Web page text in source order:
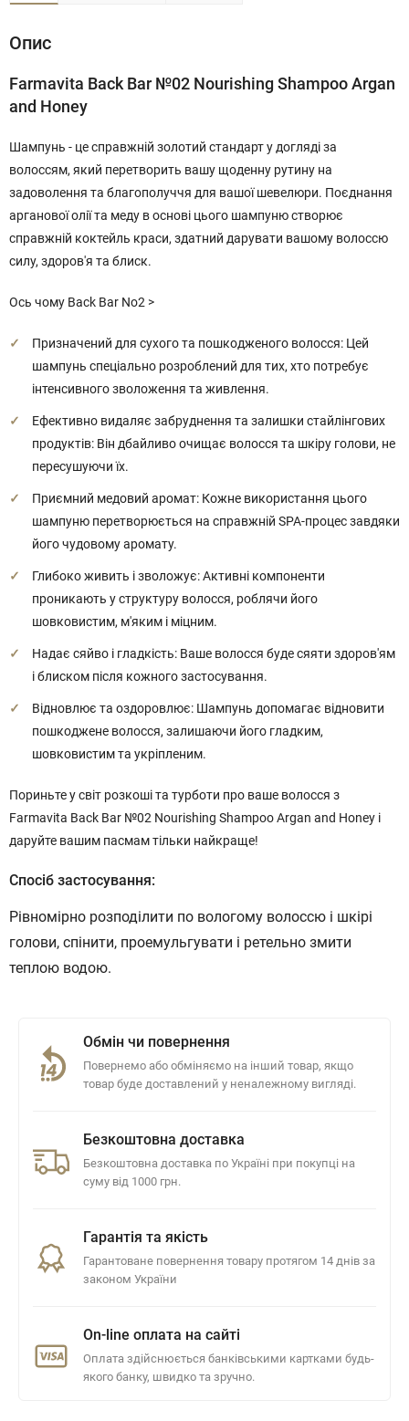
Опис
Farmavita Back Bar №02 Nourishing Shampoo Argan
and Honey
Шампунь - це справжній золотий стандарт у догляді за
волоссям, який перетворить вашу щоденну рутину на
задоволення та благополуччя для вашої шевелюри. Поєднання
арганової олії та меду в основі цього шампуню створює
справжній коктейль краси, здатний дарувати вашому волоссю
силу, здоров'я та блиск.
Ось чому Back Bar No2 >
Призначений для сухого та пошкодженого волосся: Цей
шампунь спеціально розроблений для тих, хто потребує
інтенсивного зволоження та живлення.
Ефективно видаляє забруднення та залишки стайлінгових
продуктів: Він дбайливо очищає волосся та шкіру голови, не
пересушуючи їх.
Приємний медовий аромат: Кожне використання цього
шампуню перетворюється на справжній SPA-процес завдяки
його чудовому аромату.
Глибоко живить і зволожує: Активні компоненти
проникають у структуру волосся, роблячи його
шовковистим, м'яким і міцним.
Надає сяйво і гладкість: Ваше волосся буде сяяти здоров'ям
і блиском після кожного застосування.
Відновлює та оздоровлює: Шампунь допомагає відновити
пошкоджене волосся, залишаючи його гладким,
шовковистим та укріпленим.
Пориньте у світ розкоші та турботи про ваше волосся з
Farmavita Back Bar №02 Nourishing Shampoo Argan and Honey і
даруйте вашим пасмам тільки найкраще!
Спосіб застосування:
Рівномірно розподілити по вологому волоссю і шкірі
голови, спінити, проемульгувати і ретельно змити
теплою водою.
Обмін чи повернення
Повернемо або обміняємо на інший товар, якщо
товар буде доставлений у неналежному вигляді.
Безкоштовна доставка
Безкоштовна доставка по Україні при покупці на
суму від 1000 грн.
Гарантія та якість
Гарантоване повернення товару протягом 14 днів за
законом України
On-line оплата на сайті
Оплата здійснюється банківськими картками будь-
якого банку, швидко та зручно.